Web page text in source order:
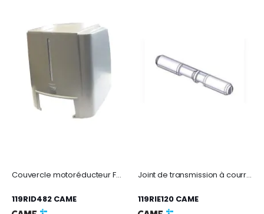
Couvercle motoréducteur FAST70
119RID482 CAME
Joint de transmission à courroie - VER
119RIE120 CAME